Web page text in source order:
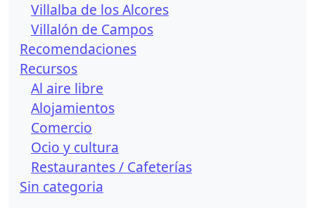
Villalba de los Alcores
Villalón de Campos
Recomendaciones
Recursos
Al aire libre
Alojamientos
Comercio
Ocio y cultura
Restaurantes / Cafeterías
Sin categori­a